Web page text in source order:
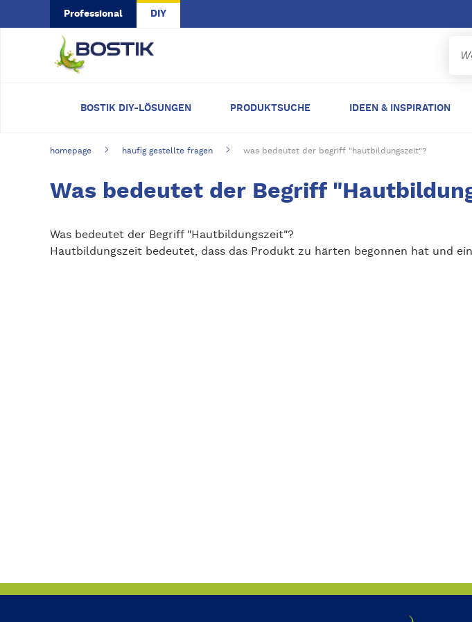
Skip to main content
Professional DIY
BOSTIK DIY-LÖSUNGEN PRODUKTSUCHE IDEEN & INSPIRATION
homepage häufig gestellte fragen was bedeutet der begriff "hautbildungszeit"?
Was bedeutet der Begriff
Was bedeutet der Begriff "Hautbildungszeit"?
Hautbildungszeit bedeutet, dass das Produkt zu härten begonnen hat und